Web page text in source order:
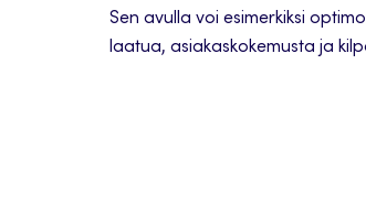
Sen avulla voi esimerkiksi
laatua, asiakaskokemusta ja